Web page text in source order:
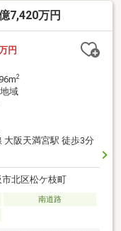
7,420万円
円
2
域
大阪天満宮駅 徒歩3分
北区松ケ枝町
南道路